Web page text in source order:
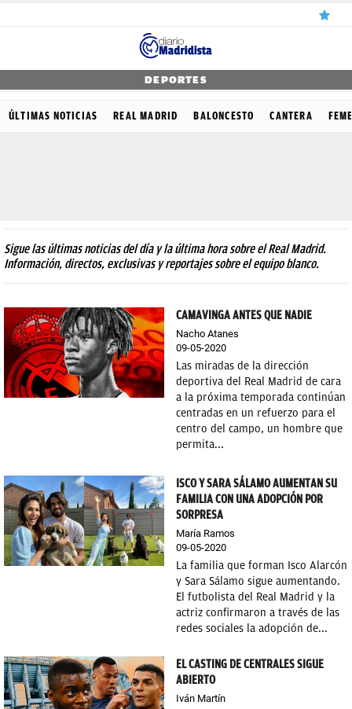
NOTICIAS
FICHAJES
FEMENINO
PAPARAZZI
OKDIARIO
DEPORTES
ÚLTIMAS NOTICIAS REAL MADRID BALONCESTO CANTERA
Sigue las últimas noticias del día y la última hora sobre el Real Madrid.
Información, directos, exclusivas y reportajes sobre el equipo blanco.
CAMAVINGA ANTES QUE NADIE
Nacho Atanes
09-05-2020
Las miradas de la dirección
deportiva del Real Madrid de cara
a la próxima temporada continúan
centradas en un refuerzo para el
centro del campo, un hombre que
permita...
ISCO Y SARA SÁLAMO AUMENTAN SU
FAMILIA CON UNA ADOPCIÓN POR
SORPRESA
María Ramos
09-05-2020
La familia que forman Isco Alarcón
y Sara Sálamo sigue aumentando.
El futbolista del Real Madrid y la
actriz confirmaron a través de las
redes sociales la adopción de...
EL CASTING DE CENTRALES SIGUE
ABIERTO
Iván Martín